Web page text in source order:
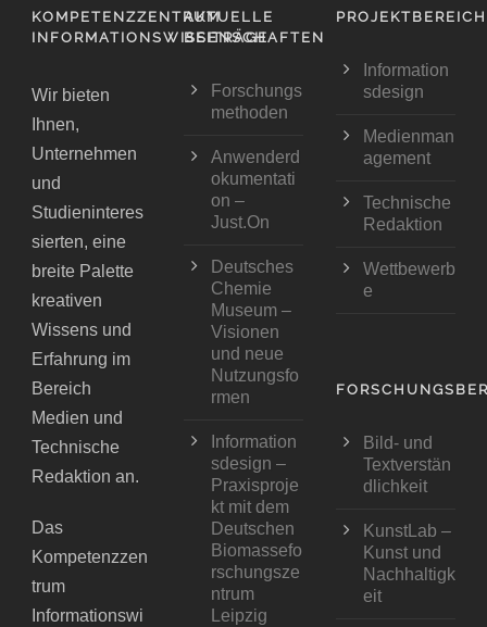
KOMPETENZZENTRUM
INFORMATIONSWISSENSCHAFTEN
Wir bieten
Ihnen,
Unternehmen
und
Studieninteres
sierten, eine
breite Palette
kreativen
Wissens und
Erfahrung im
Bereich
Medien und
Technische
Redaktion an.
Das
Kompetenzzen
trum
Informationswi
AKTUELLE
BEITRÄGE
Forschungs
methoden
Anwenderd
okumentati
on –
Just.On
Deutsches
Chemie
Museum –
Visionen
und neue
Nutzungsfo
rmen
Information
sdesign –
Praxisproje
kt mit dem
Deutschen
Biomassefo
rschungsze
ntrum
Leipzig
Information
sdesign
Medienman
agement
Technische
Redaktion
Wettbewerb
e
Bild- und
Textverstän
dlichkeit
KunstLab –
Kunst und
Nachhaltigk
eit